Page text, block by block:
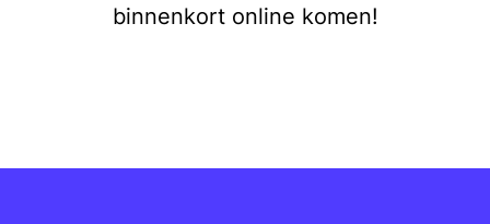
binnenkort online komen!